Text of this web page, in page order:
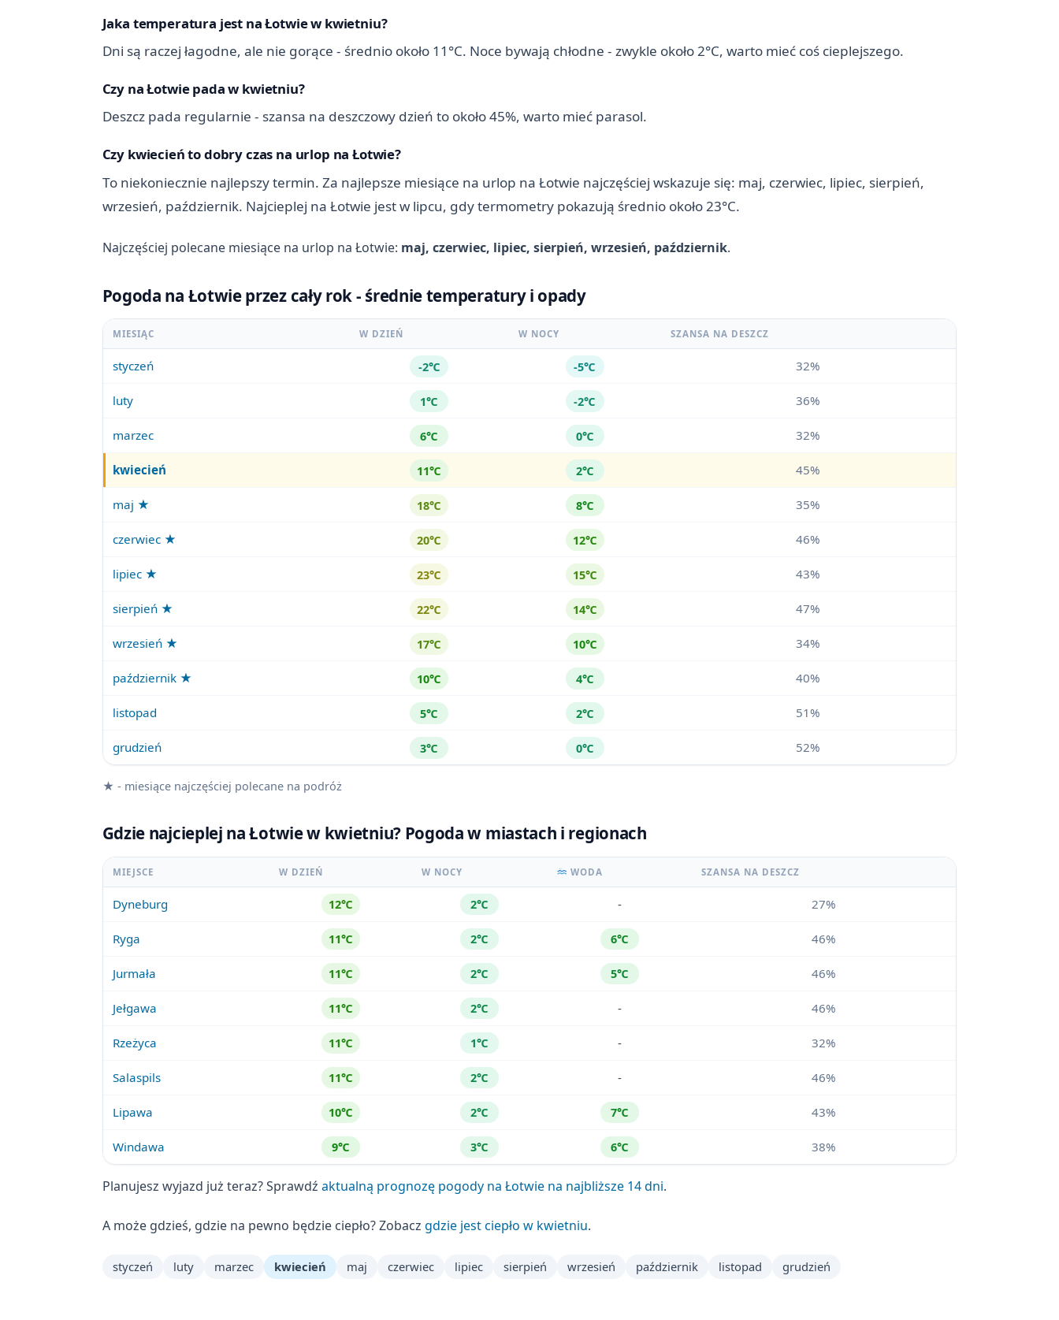
Jaka temperatura jest na Łotwie w kwietniu?
Dni są raczej łagodne, ale nie gorące - średnio około 11°C. Noce bywają chłodne - zwykle około 2°C, warto mieć coś cieplejszego.
Czy na Łotwie pada w kwietniu?
Deszcz pada regularnie - szansa na deszczowy dzień to około 45%, warto mieć parasol.
Czy kwiecień to dobry czas na urlop na Łotwie?
To niekoniecznie najlepszy termin. Za najlepsze miesiące na urlop na Łotwie najczęściej wskazuje się: maj, czerwiec, lipiec, sierpień,
wrzesień, październik. Najcieplej na Łotwie jest w lipcu, gdy termometry pokazują średnio około 23°C.
Najczęściej polecane miesiące na urlop na Łotwie: maj, czerwiec, lipiec, sierpień, wrzesień, październik.
Pogoda na Łotwie przez cały rok - średnie temperatury i opady
MIESIĄC W DZIEŃ W NOCY SZANSA NA DESZCZ
styczeń -2℃ -5℃ 32%
luty 1℃ -2℃ 36%
marzec 6℃ 0℃ 32%
kwiecień 11℃ 2℃ 45%
maj ★ 18℃ 8℃ 35%
czerwiec ★ 20℃ 12℃ 46%
lipiec ★ 23℃ 15℃ 43%
sierpień ★ 22℃ 14℃ 47%
wrzesień ★ 17℃ 10℃ 34%
październik ★ 10℃ 4℃ 40%
listopad 5℃ 2℃ 51%
grudzień 3℃ 0℃ 52%
★ - miesiące najczęściej polecane na podróż
Gdzie najcieplej na Łotwie w kwietniu? Pogoda w miastach i regionach
MIEJSCE W DZIEŃ W NOCY WODA SZANSA NA DESZCZ
Dyneburg 12℃ 2℃ - 27%
Ryga 11℃ 2℃ 6℃ 46%
Jurmała 11℃ 2℃ 5℃ 46%
Jełgawa 11℃ 2℃ - 46%
Rzeżyca 11℃ 1℃ - 32%
Salaspils 11℃ 2℃ - 46%
Lipawa 10℃ 2℃ 7℃ 43%
Windawa 9℃ 3℃ 6℃ 38%
Planujesz wyjazd już teraz? Sprawdź aktualną prognozę pogody na Łotwie na najbliższe 14 dni.
A może gdzieś, gdzie na pewno będzie ciepło? Zobacz gdzie jest ciepło w kwietniu.
styczeń luty marzec kwiecień maj czerwiec lipiec sierpień wrzesień październik listopad grudzień